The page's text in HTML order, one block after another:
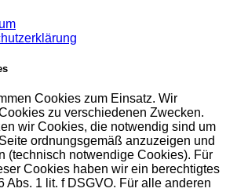
Cookies zum Einsatz. Wir
zu verschiedenen Zwecken.
wir Cookies, die notwendig sind um
ordnungsgemäß anzuzeigen und
(technisch notwendige Cookies). Für
Cookies haben wir ein berechtigtes
Abs. 1 lit. f DSGVO. Für alle anderen